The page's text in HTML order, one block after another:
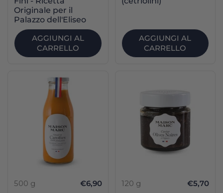
Originale per il
Palazzo dell'Eliseo
AGGIUNGI AL
CARRELLO
AGGIUNGI AL
CARRELLO
500 g
€6,90
120 g
€5,70